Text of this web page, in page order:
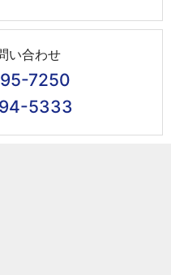
い合わせ
7250
5333